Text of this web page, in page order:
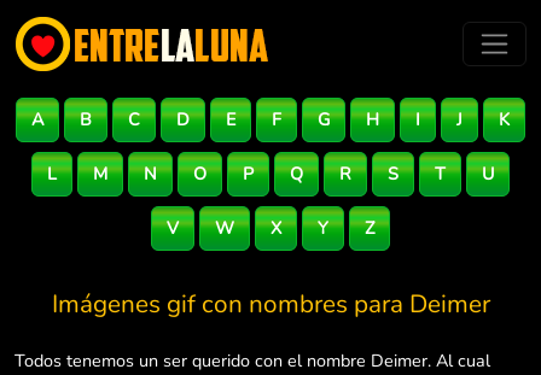
A B C D E F G H I J K
L M N O P Q R S T U
V W X Y Z
Imágenes gif con nombres para Deimer
Todos tenemos un ser querido con el nombre Deimer. Al cual